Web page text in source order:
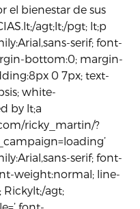
el bienestar de sus
agt;lt;/pgt; lt;p
serif; font-
bottom:0; margin-
0 7px; text-
white-
by lt;a
ricky_martin/?
serif; font-
weight:normal; line-
Rickylt;/agt;